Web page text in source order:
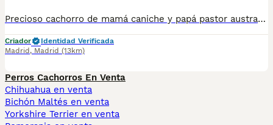
Precioso cachorro de mamá caniche y papá pastor australiano.. criado en familia.. vacunado y desparasitado..
Criador
Identidad Verificada
Madrid , Madrid (13km)
Perros Cachorros En Venta
Chihuahua en venta
Bichón Maltés en venta
Yorkshire Terrier en venta